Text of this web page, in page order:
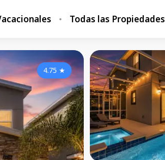
Todas las Propiedades
4.75 ★